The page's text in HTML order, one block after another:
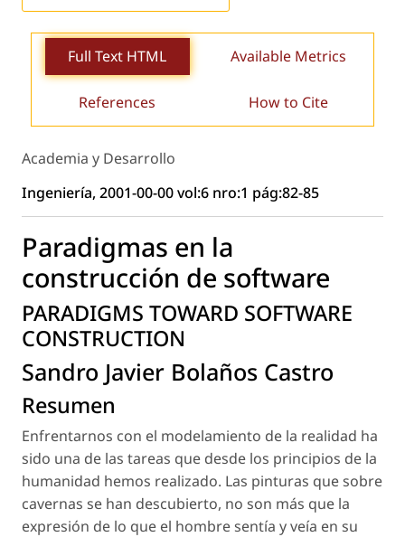
Full Text HTML Available Metrics
References How to Cite
Academia y Desarrollo
Ingeniería, 2001-00-00 vol:6 nro:1 pág:82-85
Paradigmas en la
construcción de software
PARADIGMS TOWARD SOFTWARE
CONSTRUCTION
Sandro Javier Bolaños Castro
Resumen
Enfrentarnos con el modelamiento de la realidad ha
sido una de las tareas que desde los principios de la
humanidad hemos realizado. Las pinturas que sobre
cavernas se han descubierto, no son más que la
expresión de lo que el hombre sentía y veía en su